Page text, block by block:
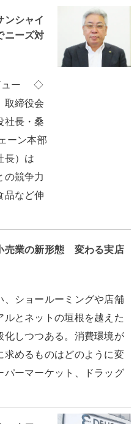
ンシャイ
ニーズ対
ュー ◇
締役会
社長・桑
ーン本部
長）は
の競争力
品など伸
売業の新形態 変わる実店
ショールーミングや店舗
とネットの垣根を越えた
化しつつある。消費環境が
求めるものはどのように変
パーマーケット、ドラッグ